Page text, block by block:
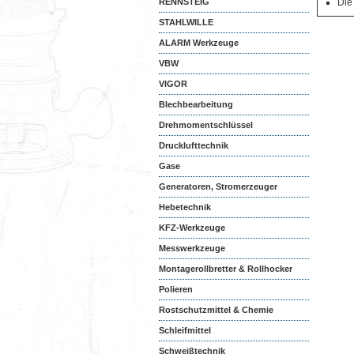
STAHLWILLE
ALARM Werkzeuge
VBW
VIGOR
Blechbearbeitung
Drehmomentschlüssel
Drucklufttechnik
Gase
Generatoren, Stromerzeuger
Hebetechnik
KFZ-Werkzeuge
Messwerkzeuge
Montagerollbretter & Rollhocker
Polieren
Rostschutzmittel & Chemie
Schleifmittel
Schweißtechnik